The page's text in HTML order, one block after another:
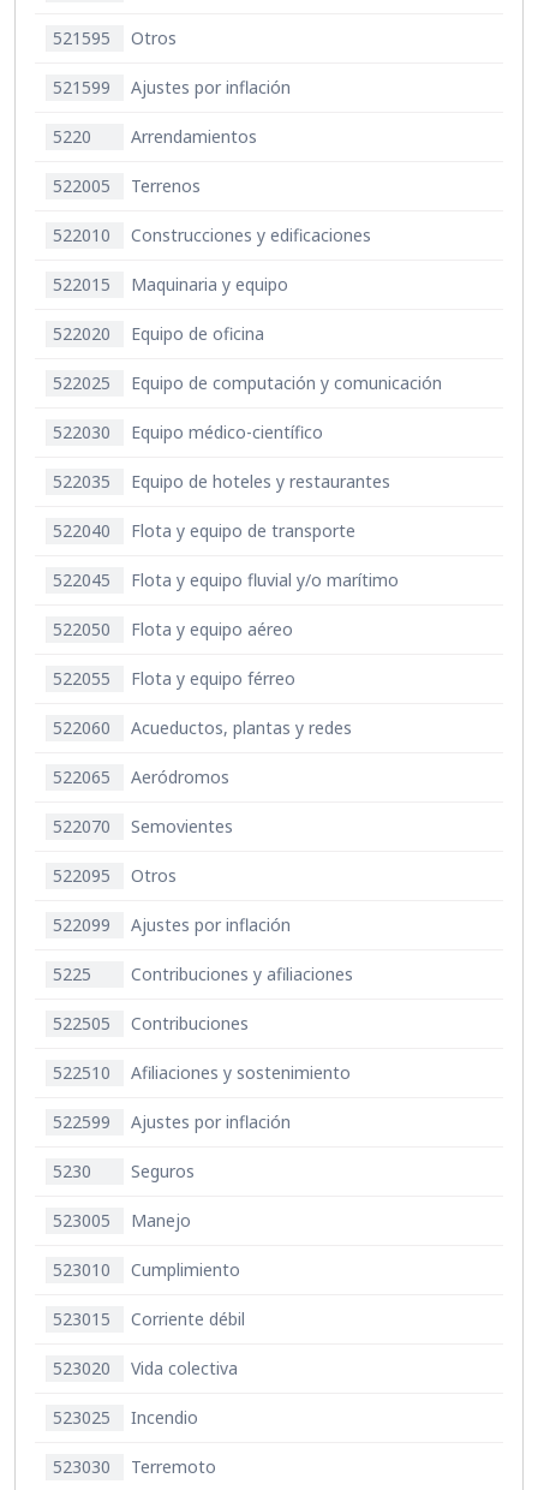
521595 Otros
521599 Ajustes por inflación
5220 Arrendamientos
522005 Terrenos
522010 Construcciones y edificaciones
522015 Maquinaria y equipo
522020 Equipo de oficina
522025 Equipo de computación y comunicación
522030 Equipo médico-científico
522035 Equipo de hoteles y restaurantes
522040 Flota y equipo de transporte
522045 Flota y equipo fluvial y/o marítimo
522050 Flota y equipo aéreo
522055 Flota y equipo férreo
522060 Acueductos, plantas y redes
522065 Aeródromos
522070 Semovientes
522095 Otros
522099 Ajustes por inflación
5225 Contribuciones y afiliaciones
522505 Contribuciones
522510 Afiliaciones y sostenimiento
522599 Ajustes por inflación
5230 Seguros
523005 Manejo
523010 Cumplimiento
523015 Corriente débil
523020 Vida colectiva
523025 Incendio
523030 Terremoto